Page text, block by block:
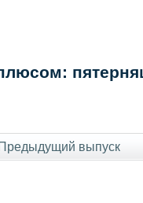
Предыдущий выпуск